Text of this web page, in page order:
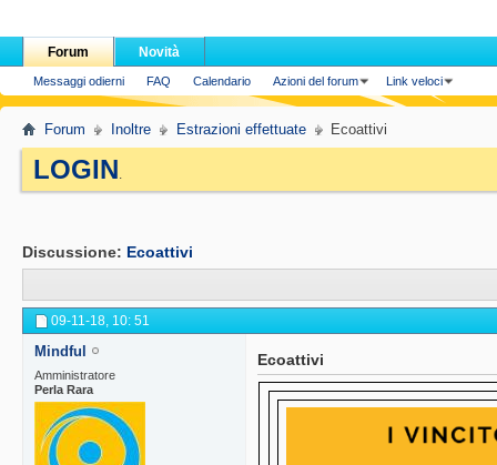
Forum
Messaggi odierni FAQ Calendario Azioni del forum Link veloci
Novità
Forum Inoltre Estrazioni effettuate Ecoattivi
LOGIN.
Discussione: Ecoattivi
09-11-18, 10: 51
Mindful
Amministratore
Perla Rara
Ecoattivi